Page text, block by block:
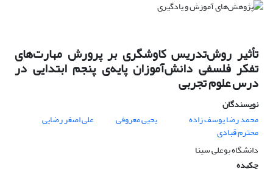
تأثیر روش‌تدریس کاوشگری بر پرورش مهارت‌های
تفکر فلسفی دانش‌آموزان پایه‌ی پنجم ابتدایی در
درس علوم تجربی
نویسندگان
محمد رضا یوسف زاده
یحیی معروفی علی اصغر رضایی
محترم قبادی
دانشگاه بوعلی سینا
چکیده